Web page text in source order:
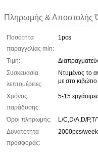
Πληρωμής & Αποστολής
Ποσότητα
παραγγελίας min:
1pcs
Τιμή:
Συσκευασία
λεπτομέρειες:
Ντυμένος το
με στο
Χρόνος
παράδοσης:
5-15
Όροι πληρωμής:
L/C,D/A,D/
Δυνατότητα
προσφοράς:
2000pcs/week